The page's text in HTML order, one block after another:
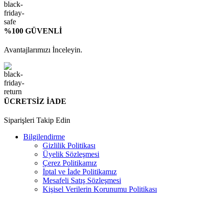
%100 GÜVENLİ
Avantajlarımızı İnceleyin.
ÜCRETSİZ İADE
Siparişleri Takip Edin
Bilgilendirme
Gizlilik Politikası
Üyelik Sözleşmesi
Çerez Politikamız
İptal ve İade Politikamız
Mesafeli Satış Sözleşmesi
Kişisel Verilerin Korunumu Politikası